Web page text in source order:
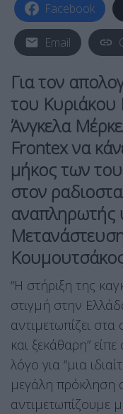
Facebook
Email
Για τον
του
Άνγκελα
Frontex να
μήκος των
στον
αναπληρωτής
“Η στήριξη της
στιγμή στην
αντιμετωπίζει
και ξεκάθαρη”
λόγο για “μια
μεγάλη πρόκληση
αντιμετωπίζουμε